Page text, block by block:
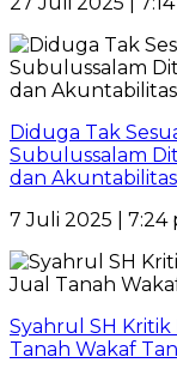
Diduga Tak
Subulussalam
dan Akuntabilitas
7 Juli 2025 | 7:24
Syahrul SH
Tanah Wakaf